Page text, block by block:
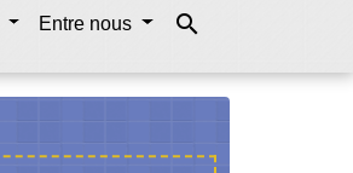
Entre nous search